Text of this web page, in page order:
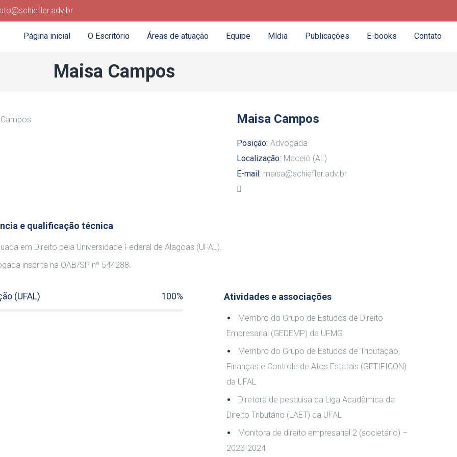
Página inicial O Escritório Áreas de atuação Equipe Mídia Publicações E-books Contato
Maisa Campos
Maisa Campos
Posição: Advogada
Localização: Maceió (AL)
E-mail: maisa@schiefler.adv.br
e qualificação técnica
em Direito pela Universidade Federal de Alagoas (UFAL).
inscrita na OAB/SP nº 544288.
(UFAL) 100% Atividades e associações
Membro do Grupo de Estudos de Direito
Empresarial (GEDEMP) da UFMG
Membro do Grupo de Estudos de Tributação,
Finanças e Controle de Atos Estatais (GETIFICON)
da UFAL
Diretora de pesquisa da Liga Acadêmica de
Direito Tributário (LAET) da UFAL
Monitora de direito empresarial 2 (societário) –
2023-2024